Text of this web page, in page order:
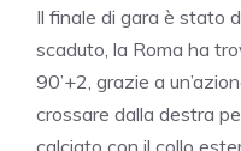
Il finale di gara è stato
scaduto, la Roma ha
90’+2, grazie a
crossare dalla destra
calciato con il collo